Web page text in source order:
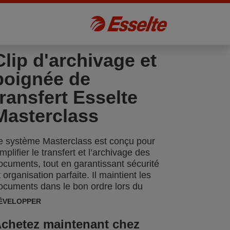
d'archivage et
de
Esselte
système Masterclass est conçu pour
le transfert et l’archivage des
tout en garantissant sécurité
organisation parfaite. Il maintient les
dans le bon ordre lors du
depuis un mécanisme à levier,
ne se perde pendant l’opération. La
maintenant chez